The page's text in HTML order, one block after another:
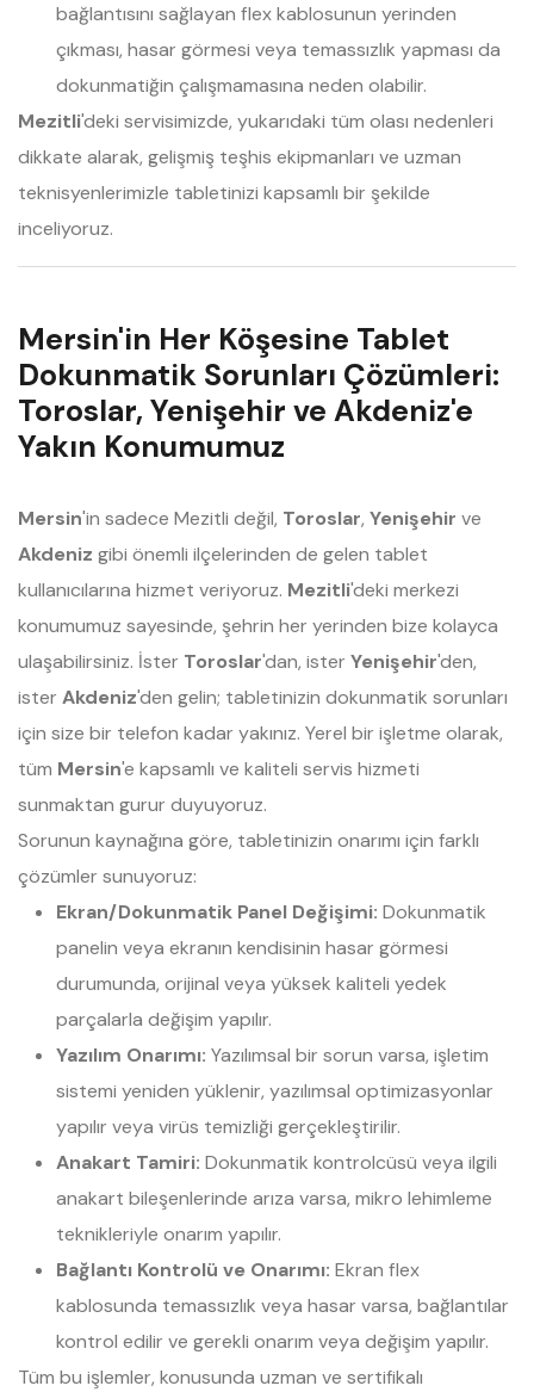
bağlantısını sağlayan flex kablosunun yerinden
çıkması, hasar görmesi veya temassızlık yapması da
dokunmatiğin çalışmamasına neden olabilir.
Mezitli'deki servisimizde, yukarıdaki tüm olası nedenleri
dikkate alarak, gelişmiş teşhis ekipmanları ve uzman
teknisyenlerimizle tabletinizi kapsamlı bir şekilde
inceliyoruz.
Mersin'in Her Köşesine Tablet
Dokunmatik Sorunları Çözümleri:
Toroslar, Yenişehir ve Akdeniz'e
Yakın Konumumuz
Mersin'in sadece Mezitli değil, Toroslar, Yenişehir ve
Akdeniz gibi önemli ilçelerinden de gelen tablet
kullanıcılarına hizmet veriyoruz. Mezitli'deki merkezi
konumumuz sayesinde, şehrin her yerinden bize kolayca
ulaşabilirsiniz. İster Toroslar'dan, ister Yenişehir'den,
ister Akdeniz'den gelin; tabletinizin dokunmatik sorunları
için size bir telefon kadar yakınız. Yerel bir işletme olarak,
tüm Mersin'e kapsamlı ve kaliteli servis hizmeti
sunmaktan gurur duyuyoruz.
Sorunun kaynağına göre, tabletinizin onarımı için farklı
çözümler sunuyoruz:
Ekran/Dokunmatik Panel Değişimi: Dokunmatik
panelin veya ekranın kendisinin hasar görmesi
durumunda, orijinal veya yüksek kaliteli yedek
parçalarla değişim yapılır.
Yazılım Onarımı: Yazılımsal bir sorun varsa, işletim
sistemi yeniden yüklenir, yazılımsal optimizasyonlar
yapılır veya virüs temizliği gerçekleştirilir.
Anakart Tamiri: Dokunmatik kontrolcüsü veya ilgili
anakart bileşenlerinde arıza varsa, mikro lehimleme
teknikleriyle onarım yapılır.
Bağlantı Kontrolü ve Onarımı: Ekran flex
kablosunda temassızlık veya hasar varsa, bağlantılar
kontrol edilir ve gerekli onarım veya değişim yapılır.
Tüm bu işlemler, konusunda uzman ve sertifikalı